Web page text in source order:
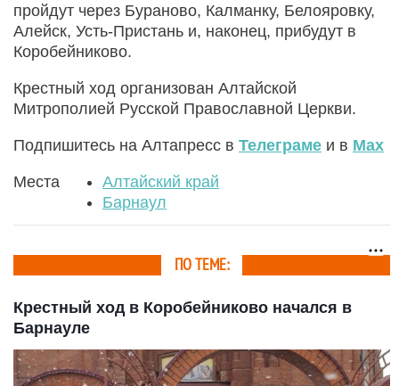
пройдут через Бураново, Калманку, Белояровку,
Алейск, Усть-Пристань и, наконец, прибудут в
Коробейниково.
Крестный ход организован Алтайской
Митрополией Русской Православной Церкви.
Подпишитесь на Алтапресс в Телеграме и в Max
Места
Алтайский край
Барнаул
ПО ТЕМЕ:
Крестный ход в Коробейниково начался в
Барнауле